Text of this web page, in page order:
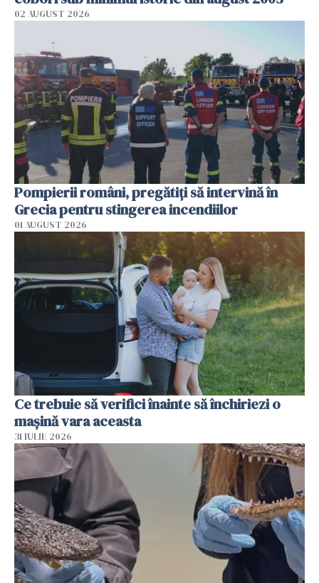
02 AUGUST 2026
Pompierii români, pregătiţi să intervină în
Grecia pentru stingerea incendiilor
01 AUGUST 2026
Ce trebuie să verifici înainte să închiriezi o
mașină vara aceasta
31 IULIE 2026